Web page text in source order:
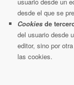
desde el que se
Cookies de
del usuario desde
editor, sino por
las cookies.